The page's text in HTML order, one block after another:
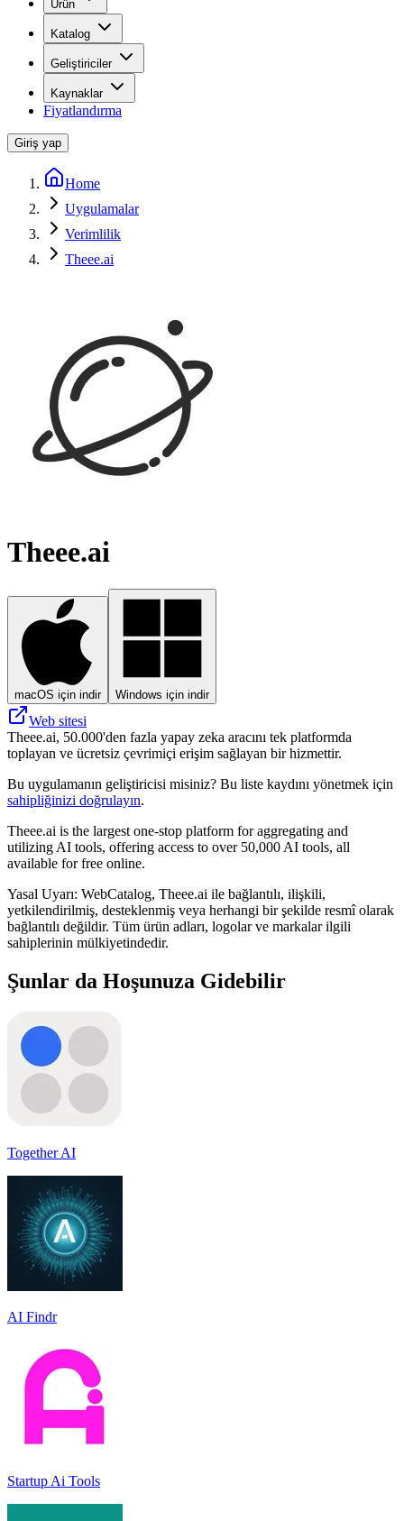
Ürün
Katalog
Geliştiriciler
Kaynaklar
Fiyatlandırma
Giriş yap
Home
Uygulamalar
Verimlilik
Theee.ai
Theee.ai
macOS için indir Windows için indir
Web sitesi
Theee.ai, 50.000'den fazla yapay zeka aracını tek platformda
toplayan ve ücretsiz çevrimiçi erişim sağlayan bir hizmettir.
Bu uygulamanın geliştiricisi misiniz? Bu liste kaydını yönetmek için
sahipliğinizi doğrulayın.
Theee.ai is the largest one-stop platform for aggregating and
utilizing AI tools, offering access to over 50,000 AI tools, all
available for free online.
Yasal Uyarı: WebCatalog, Theee.ai ile bağlantılı, ilişkili,
yetkilendirilmiş, desteklenmiş veya herhangi bir şekilde resmî olarak
bağlantılı değildir. Tüm ürün adları, logolar ve markalar ilgili
sahiplerinin mülkiyetindedir.
Şunlar da Hoşunuza Gidebilir
Together AI
AI Findr
Startup Ai Tools